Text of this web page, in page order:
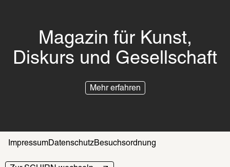
Magazin für Kunst,
Diskurs und Gesellschaft
Mehr erfahren
ImpressumDatenschutzBesuchsordnung